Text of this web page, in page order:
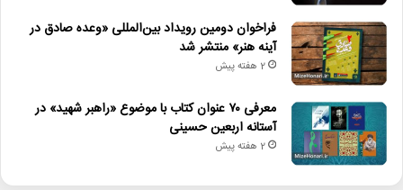
فراخوان دومین رویداد بین‌المللی «وعده صادق در
آینه هنر» منتشر شد
2 هفته پیش
معرفی ۷۰ عنوان کتاب با موضوع «راهبر شهید» در
آستانه اربعین حسینی
2 هفته پیش